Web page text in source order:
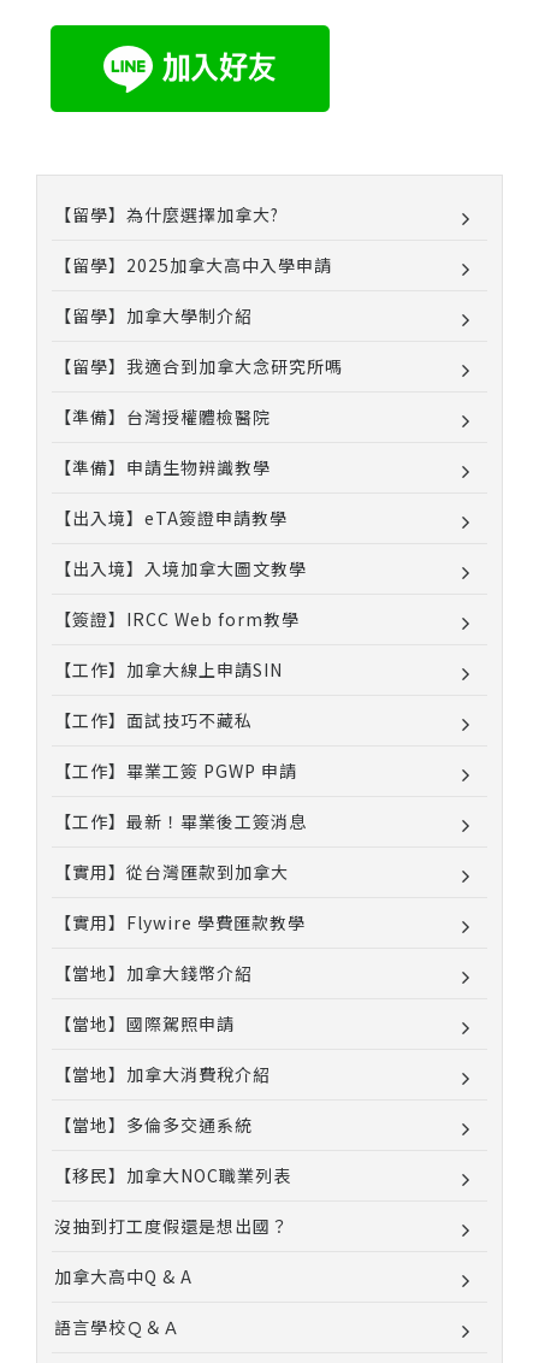
【留學】為什麼選擇加拿大?
【留學】2025加拿大高中入學申請
【留學】加拿大學制介紹
【留學】我適合到加拿大念研究所嗎
【準備】台灣授權體檢醫院
【準備】申請生物辨識教學
【出入境】eTA簽證申請教學
【出入境】入境加拿大圖文教學
【簽證】IRCC Web form教學
【工作】加拿大線上申請SIN
【工作】面試技巧不藏私
【工作】畢業工簽 PGWP 申請
【工作】最新！畢業後工簽消息
【實用】從台灣匯款到加拿大
【實用】Flywire 學費匯款教學
【當地】加拿大錢幣介紹
【當地】國際駕照申請
【當地】加拿大消費稅介紹
【當地】多倫多交通系統
【移民】加拿大NOC職業列表
沒抽到打工度假還是想出國？
加拿大高中Q & A
語言學校Ｑ＆Ａ